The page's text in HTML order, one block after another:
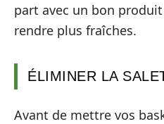
part avec un bon
rendre plus fraîches.
ÉLIMINER LA
Avant de mettre vos